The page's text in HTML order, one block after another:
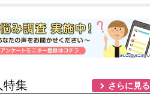
特集 さらに見る